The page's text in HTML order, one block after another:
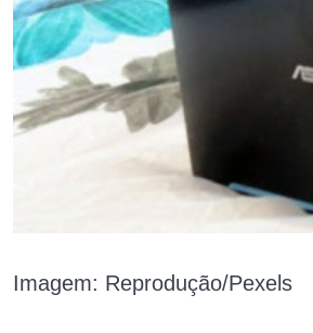
Imagem: Reprodução/Pexels